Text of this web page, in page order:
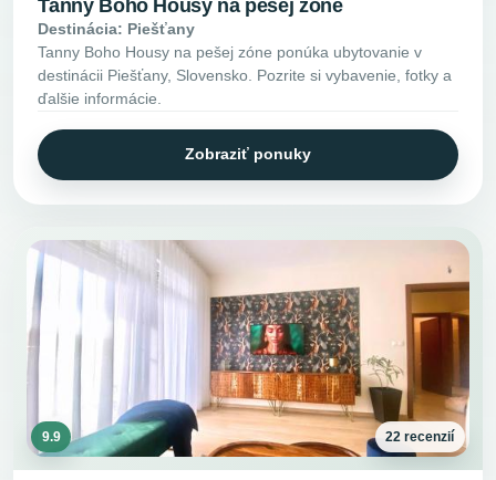
Tanny Boho Housy na pešej zóne
Destinácia: Piešťany
Tanny Boho Housy na pešej zóne ponúka ubytovanie v
destinácii Piešťany, Slovensko. Pozrite si vybavenie, fotky a
ďalšie informácie.
Zobraziť ponuky
9.9 22 recenzií